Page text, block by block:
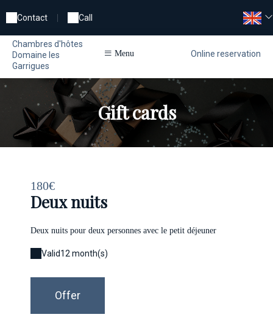
Contact Call
Chambres d'hôtes
Domaine les
Garrigues
Menu Online reservation
Gift cards
180€
Deux nuits
Deux nuits pour deux personnes avec le petit déjeuner
Valid12 month(s)
Offer